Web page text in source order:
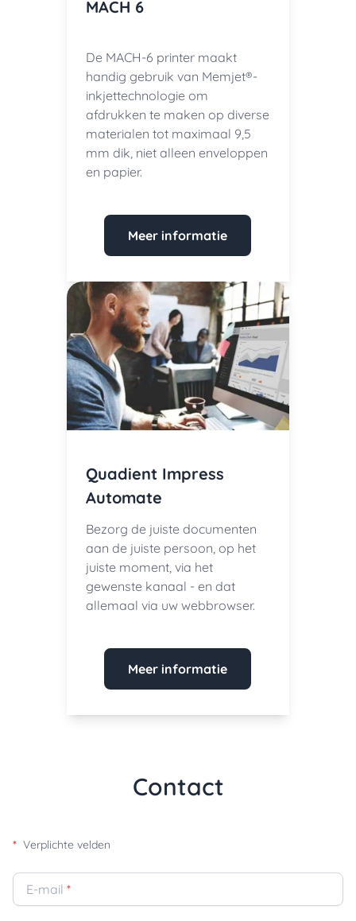
MACH 6
De MACH-6 printer maakt
handig gebruik van Memjet®-
inkjettechnologie om
afdrukken te maken op diverse
materialen tot maximaal 9,5
mm dik, niet alleen enveloppen
en papier.
Meer informatie
Quadient Impress
Automate
Bezorg de juiste documenten
aan de juiste persoon, op het
juiste moment, via het
gewenste kanaal - en dat
allemaal via uw webbrowser.
Meer informatie
Contact
* Verplichte velden
E-mail *